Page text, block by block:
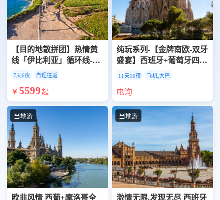
【目的地散拼团】热情黄
线「伊比利亚」循环线-西
班牙 葡萄牙7天6晚 马德里
龙达 罗卡角
7天6夜 自理往返
￥ 5599 起
纯玩系列-【金牌南欧-双牙
盛宴】西班牙+葡萄牙四星
纯玩 11 天 托莱多+龙达
+佩尼斯科拉圣家族大教堂
+马德里皇宫+奎尔公园
11天10夜 飞机,大巴
电询
当地游
欧非风情 西葡+摩洛哥全
当地游
激情无限.发现无尽 西班牙